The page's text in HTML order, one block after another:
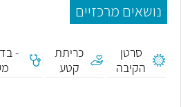
נושאים מרכזיים
סרטן
הקיבה
כריתת
קטע
-